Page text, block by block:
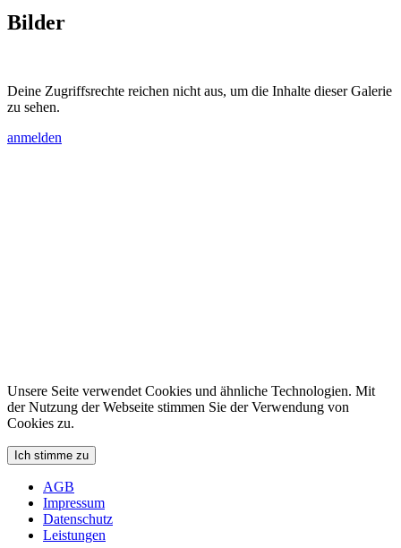
Bilder
Deine Zugriffsrechte reichen nicht aus, um die Inhalte dieser Galerie
zu sehen.
anmelden
Unsere Seite verwendet Cookies und ähnliche Technologien. Mit
der Nutzung der Webseite stimmen Sie der Verwendung von
Cookies zu.
Ich stimme zu
AGB
Impressum
Datenschutz
Leistungen